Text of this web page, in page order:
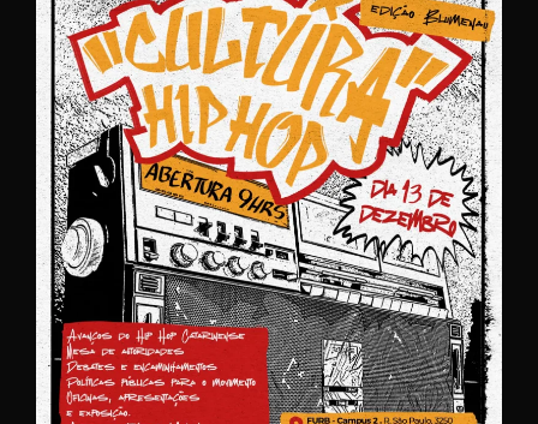
Password
Remember